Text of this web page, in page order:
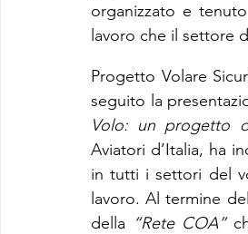
organizzato e
lavoro che il settore
Progetto Volare
seguito la
Volo: un progetto
Aviatori d’Italia, ha
in tutti i settori del
lavoro. Al termine
della “Rete COA”